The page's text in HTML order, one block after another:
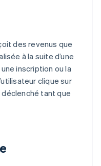
des revenus que
à la suite d’une
inscription ou la
clique sur
déclenché tant que